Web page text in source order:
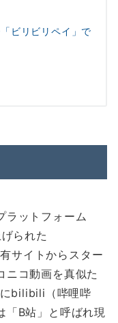
ビリビリペイ」で
ラットフォーム
られた
サイトからスター
ニコ動画を真似た
bilibili（哔哩哔
「B站」と呼ばれ現